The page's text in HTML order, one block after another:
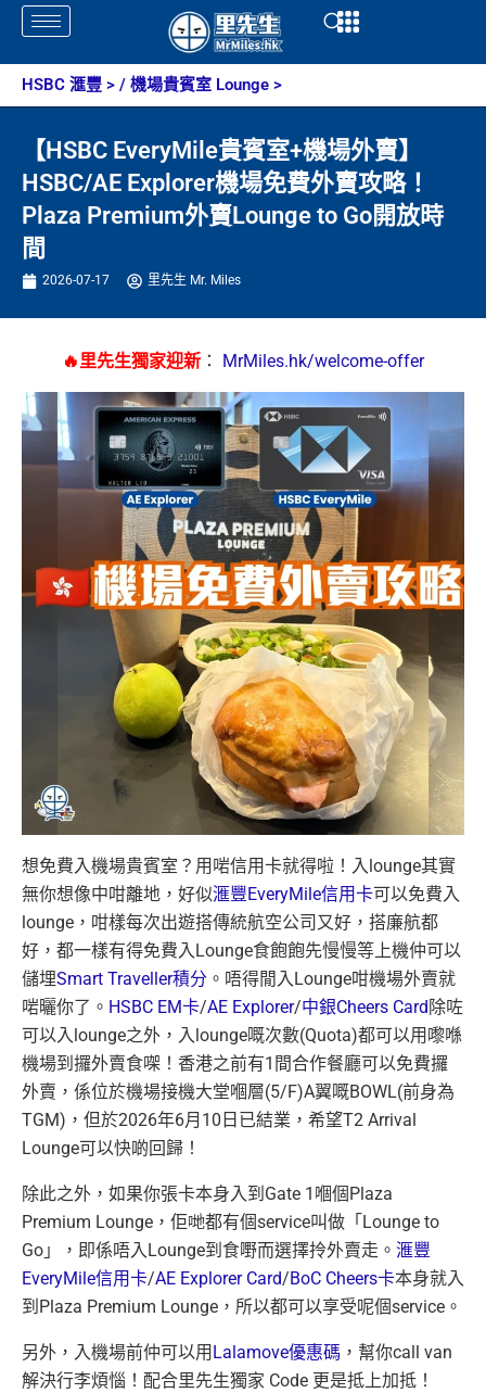
Skip
content
Open
HSBC 滙豐 > / 機場貴賓室 Lounge >
【HSBC EveryMile貴賓室+機場外賣】
HSBC/AE Explorer機場免費外賣攻略！
Plaza Premium外賣Lounge to Go開放時
間
2026-07-17 里先生 Mr. Miles
🔥里先生獨家迎新 ： MrMiles.hk/welcome-offer
想免費入機場貴賓室？用啱信用卡就得啦！入lounge其實
無你想像中咁離地，好似滙豐EveryMile信用卡可以免費入
lounge，咁樣每次出遊搭傳統航空公司又好，搭廉航都
好，都一樣有得免費入Lounge食飽飽先慢慢等上機仲可以
儲埋Smart Traveller積分 。唔得閒入Lounge咁機場外賣就
啱曬你了。 HSBC EM卡/AE Explorer/中銀Cheers Card除咗
可以入lounge之外，入lounge嘅次數(Quota)都可以用嚟喺
機場到攞外賣食㗎！ 香港之前有1間合作餐廳可以免費攞
外賣，係位於機場接機大堂嗰層(5/F)A翼嘅BOWL(前身為
TGM)，但於2026年6月10日已結業，希望T2 Arrival
Lounge可以快啲回歸！
除此之外，如果你張卡本身入到Gate 1嗰個Plaza
Premium Lounge，佢哋都有個service叫做「Lounge to
Go」，即係唔入Lounge到食嘢而選擇拎外賣走。 滙豐
EveryMile信用卡/AE Explorer Card/BoC Cheers卡本身就入
到Plaza Premium Lounge，所以都可以享受呢個service。
另外，入機場前仲可以用 Lalamove優惠碼 ，幫你call van
解決行李煩惱！配合里先生獨家 Code 更是抵上加抵！